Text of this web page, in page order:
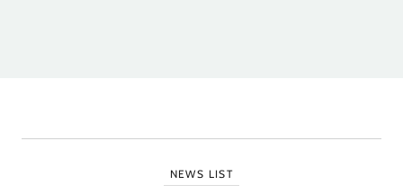
NEWS LIST